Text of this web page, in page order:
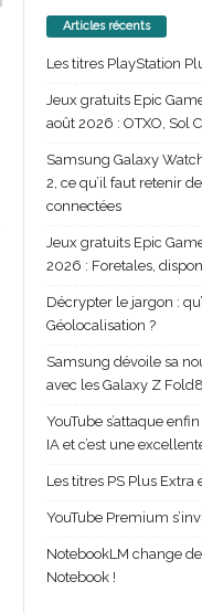
Articles récents
Les titres PlayStation
Jeux gratuits Epic
août 2026 : OTXO, Sol
Samsung Galaxy
2, ce qu’il faut retenir
connectées
Jeux gratuits Epic
2026 : Foretales,
Décrypter le jargon :
Géolocalisation ?
Samsung dévoile sa
avec les Galaxy Z
YouTube s’attaque
IA et c’est une
Les titres PS Plus
YouTube Premium
NotebookLM change
Notebook !